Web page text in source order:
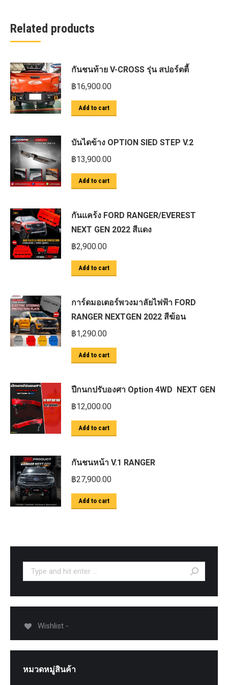
Related products
กันชนท้าย V-CROSS รุ่น สปอร์ตตี้
฿16,900.00
Add to cart
บันไดข้าง OPTION SIED STEP V.2
฿13,900.00
Add to cart
กันแคร้ง FORD RANGER/EVEREST
NEXT GEN 2022 สีแดง
฿2,900.00
Add to cart
การ์ดมอเตอร์พวงมาลัยไฟฟ้า FORD
RANGER NEXTGEN 2022 สีฆ้อน
฿1,290.00
Add to cart
ปีกนกปรับองศา Option 4WD NEXT GEN
฿12,000.00
Add to cart
กันชนหน้า V.1 RANGER
฿27,900.00
Add to cart
Search:
Wishlist -
หมวดหมู่สินค้า